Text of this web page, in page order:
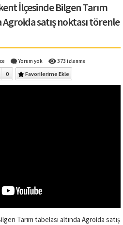
İlçesinde Bilgen Tarım
Agroida satış noktası törenle
Yorum yok 373 izlenme
0 Favorilerime Ekle
Tarım tabelası altında Agroida satış